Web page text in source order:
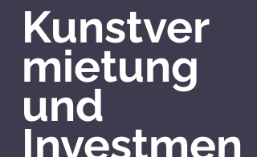
Kunstver
mietung
und
Investmen